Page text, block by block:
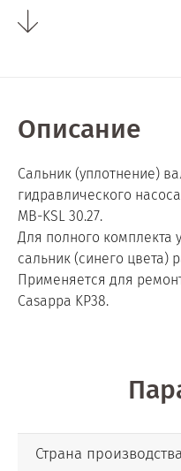
Описание
Сальник (уплотнение)
гидравлического
MB-KSL 30.27.
Для полного комплекта
сальник (синего цвета)
Применяется для
Casappa KP38.
Страна производства